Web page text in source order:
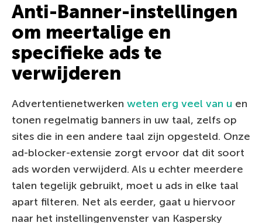
Anti-Banner-instellingen
om meertalige en
specifieke ads te
verwijderen
Advertentienetwerken weten erg veel van u en
tonen regelmatig banners in uw taal, zelfs op
sites die in een andere taal zijn opgesteld. Onze
ad-blocker-extensie zorgt ervoor dat dit soort
ads worden verwijderd. Als u echter meerdere
talen tegelijk gebruikt, moet u ads in elke taal
apart filteren. Net als eerder, gaat u hiervoor
naar het instellingenvenster van Kaspersky